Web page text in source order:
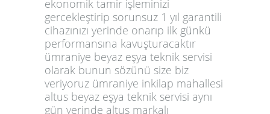
ekonomik tamir işleminizi
gercekleştirip sorunsuz 1 yıl garantili
cihazınızı yerinde onarıp ilk günkü
performansına kavuşturacaktır
ümraniye beyaz eşya teknik servisi
olarak bunun sözünü size biz
veriyoruz ümraniye inkilap mahallesi
altus beyaz eşya teknik servisi aynı
gün yerinde altus markalı